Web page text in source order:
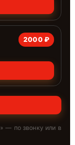
2000 ₽
» — по звонку или в